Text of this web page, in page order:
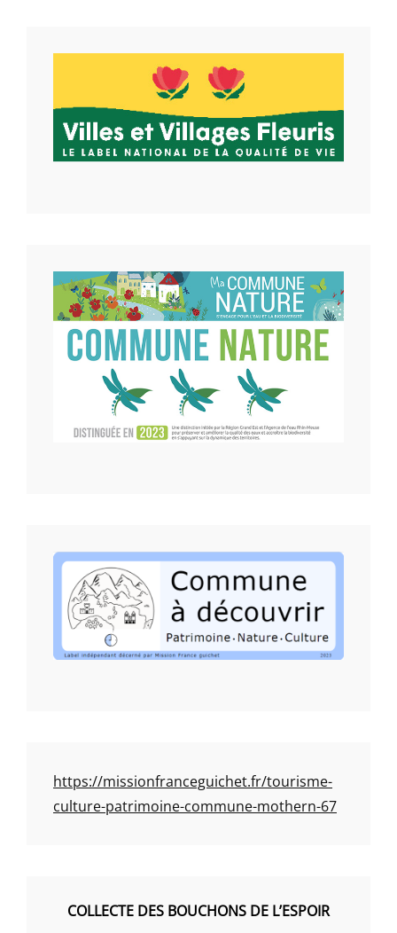
https://missionfranceguichet.fr/tourisme-
culture-patrimoine-commune-mothern-67
COLLECTE DES BOUCHONS DE L’ESPOIR